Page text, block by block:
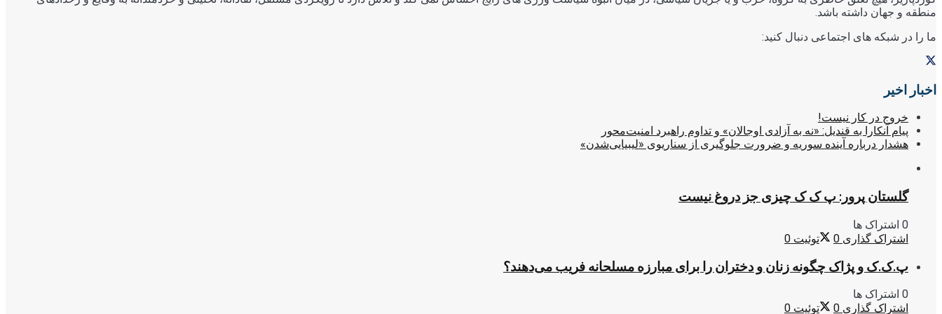
منطقه و جهان داشته باشد.
ما را در شبکه های اجتماعی دنبال کنید:
اخبار اخیر
خروج در کار نیست!
پیام آنکارا به قندیل: «نه به آزادی اوجالان» و تداوم راهبرد امنیت‌محور
هشدار درباره آینده سوریه و ضرورت جلوگیری از سناریوی «لیبیایی‌شدن»
گلستان پرور: پ ک ک چیزی جز دروغ نیست
0 اشتراک ها
اشتراک گذاری 0 توئیت 0
پ.ک.ک و پژاک چگونه زنان و دختران را برای مبارزه مسلحانه فریب می‌دهند؟
0 اشتراک ها
اشتراک گذاری 0 توئیت 0